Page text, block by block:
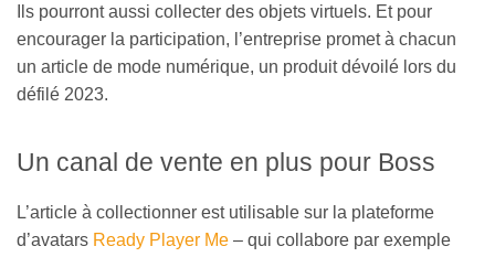
Ils pourront aussi collecter des objets virtuels. Et pour
encourager la participation, l’entreprise promet à chacun
un article de mode numérique, un produit dévoilé lors du
défilé 2023.
Un canal de vente en plus pour Boss
L’article à collectionner est utilisable sur la plateforme
d’avatars Ready Player Me – qui collabore par exemple